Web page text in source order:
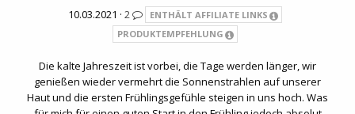
10.03.2021 · 2
ENTHÄLT AFFILIATE LINKS
PRODUKTEMPFEHLUNG
Die kalte Jahreszeit ist vorbei, die Tage werden länger, wir
genießen wieder vermehrt die Sonnenstrahlen auf unserer
Haut und die ersten Frühlingsgefühle steigen in uns hoch. Was